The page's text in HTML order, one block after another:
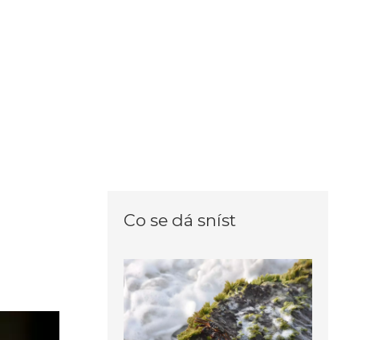
Co se dá sníst